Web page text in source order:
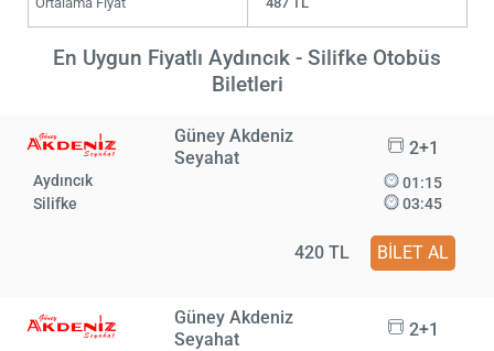
En Uygun Fiyatlı Aydıncık - Silifke Otobüs
Biletleri
Güney Akdeniz
Seyahat
2+1
Aydıncık
Silifke
01:15
03:45
420 TL BİLET AL
Güney Akdeniz
Seyahat
2+1